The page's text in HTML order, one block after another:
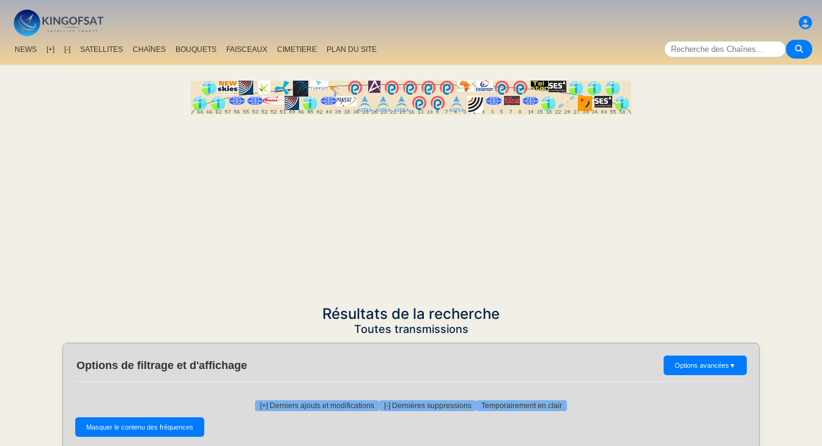
NEWS [+] [-] SATELLITES CHAîNES BOUQUETS FAISCEAUX CIMETIERE PLAN DU SITE
Résultats de la recherche
Toutes transmissions
Options de filtrage et d'affichage Options avancées ▼
[+] Derniers ajouts et modifications [-] Dernières suppressions Temporairement en clair